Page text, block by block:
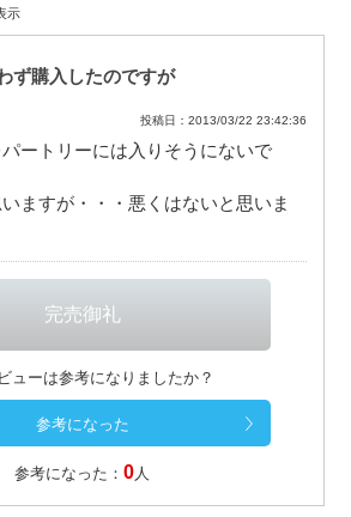
示
ず購入したのですが
投稿日：2013/03/22 23:42:36
ートリーには入りそうにないで
ますが・・・悪くはないと思いま
ューは参考になりましたか？
参考になった：0 人